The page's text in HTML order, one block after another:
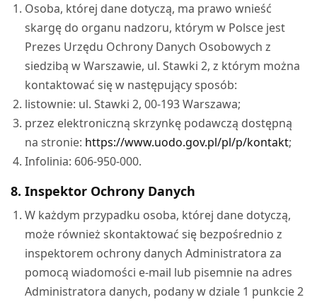
Osoba, której dane dotyczą, ma prawo wnieść
skargę do organu nadzoru, którym w Polsce jest
Prezes Urzędu Ochrony Danych Osobowych z
siedzibą w Warszawie, ul. Stawki 2, z którym można
kontaktować się w następujący sposób:
listownie: ul. Stawki 2, 00-193 Warszawa;
przez elektroniczną skrzynkę podawczą dostępną
na stronie: https://www.uodo.gov.pl/pl/p/kontakt;
Infolinia: 606-950-000.
8. Inspektor Ochrony Danych
W każdym przypadku osoba, której dane dotyczą,
może również skontaktować się bezpośrednio z
inspektorem ochrony danych Administratora za
pomocą wiadomości e-mail lub pisemnie na adres
Administratora danych, podany w dziale 1 punkcie 2